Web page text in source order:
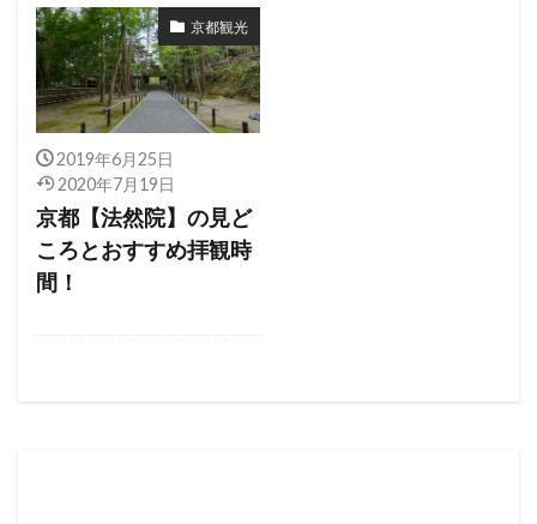
京都観光
2019年6月25日
2020年7月19日
京都【法然院】の見ど
ころとおすすめ拝観時
間！